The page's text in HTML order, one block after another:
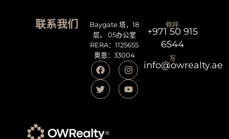
联系我们
Baygate 塔，18
层。 05办公室
RERA：1125655
奥恩：33004
称呼
+971 50 915
6544
写
info@owrealty.ae